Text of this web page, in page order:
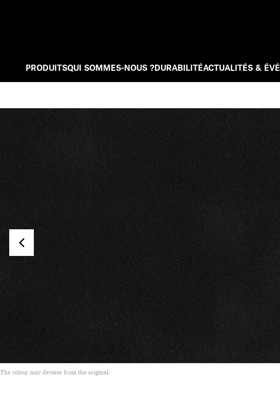
PRODUITSQUI SOMMES-NOUS ?DURABILITÉACTUALITÉS &
The colour may deviate from the original.